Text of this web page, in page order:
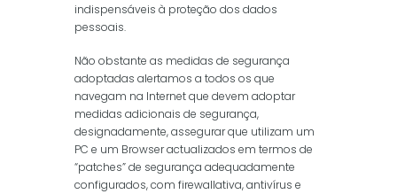
indispensáveis à proteção dos dados
pessoais.
Não obstante as medidas de segurança
adoptadas alertamos a todos os que
navegam na Internet que devem adoptar
medidas adicionais de segurança,
designadamente, assegurar que utilizam um
PC e um Browser actualizados em termos de
“patches” de segurança adequadamente
configurados, com firewallativa, antivírus e